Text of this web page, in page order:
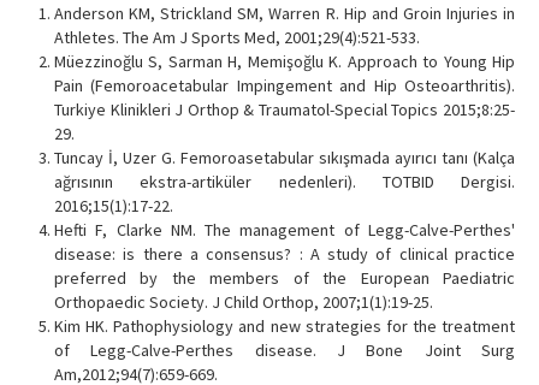
Anderson KM, Strickland SM, Warren R. Hip and Groin Injuries in
Athletes. The Am J Sports Med, 2001;29(4):521-533.
Müezzinoğlu S, Sarman H, Memişoğlu K. Approach to Young Hip
Pain (Femoroacetabular Impingement and Hip Osteoarthritis).
Turkiye Klinikleri J Orthop & Traumatol-Special Topics 2015;8:25-
29.
Tuncay İ, Uzer G. Femoroasetabular sıkışmada ayırıcı tanı (Kalça
ağrısının ekstra-artiküler nedenleri). TOTBID Dergisi.
2016;15(1):17-22.
Hefti F, Clarke NM. The management of Legg-Calve-Perthes'
disease: is there a consensus? : A study of clinical practice
preferred by the members of the European Paediatric
Orthopaedic Society. J Child Orthop, 2007;1(1):19-25.
Kim HK. Pathophysiology and new strategies for the treatment
of Legg-Calve-Perthes disease. J Bone Joint Surg
Am,2012;94(7):659-669.